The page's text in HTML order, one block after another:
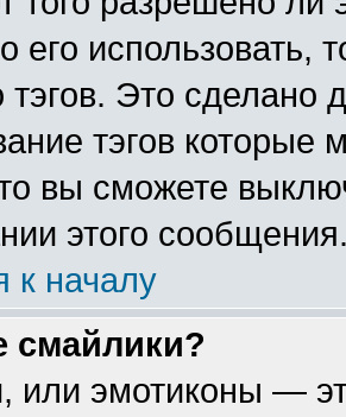
его использовать,
тэгов. Это сделано
тэгов
вы сможете
этого
к началу
смайлики?
или эмотиконы —